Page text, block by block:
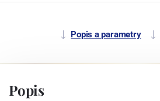
Popis a parametry
Popis